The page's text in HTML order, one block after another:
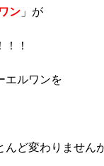
ン 」が
！
エルワンを
んど変わりません